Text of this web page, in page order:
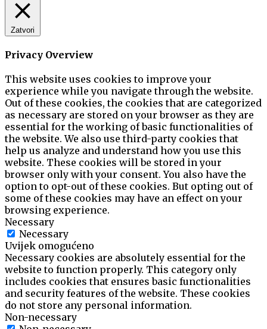
Zatvori
Privacy Overview
This website uses cookies to improve your
experience while you navigate through the website.
Out of these cookies, the cookies that are categorized
as necessary are stored on your browser as they are
essential for the working of basic functionalities of
the website. We also use third-party cookies that
help us analyze and understand how you use this
website. These cookies will be stored in your
browser only with your consent. You also have the
option to opt-out of these cookies. But opting out of
some of these cookies may have an effect on your
browsing experience.
Necessary
Necessary
Uvijek omogućeno
Necessary cookies are absolutely essential for the
website to function properly. This category only
includes cookies that ensures basic functionalities
and security features of the website. These cookies
do not store any personal information.
Non-necessary